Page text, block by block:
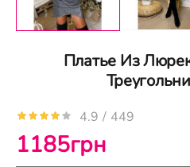
Платье Из
4.9 / 449
1185грн